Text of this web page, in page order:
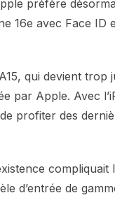
préfère
16e avec Face ID
qui devient
par Apple. Avec
profiter des
d’entrée de